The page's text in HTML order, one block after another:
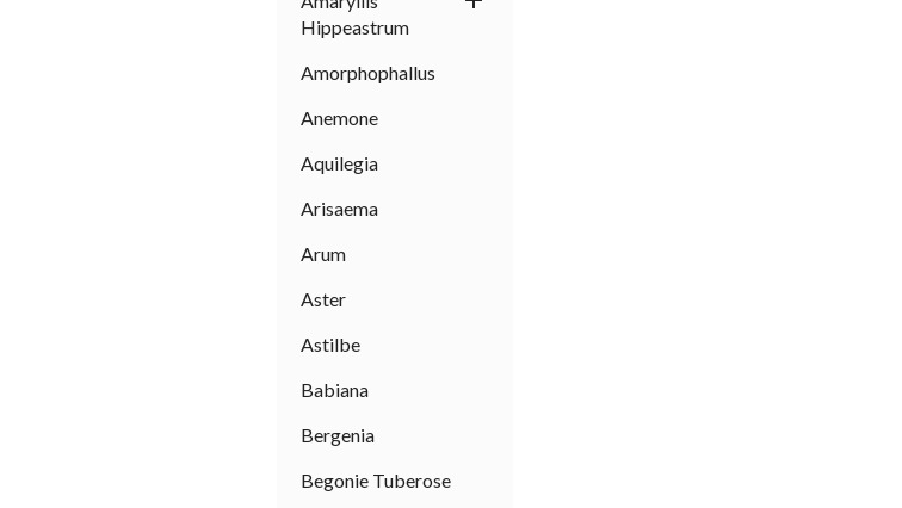
Hippeastrum
Amorphophallus
Anemone
Aquilegia
Arisaema
Arum
Aster
Astilbe
Babiana
Bergenia
Begonie Tuberose